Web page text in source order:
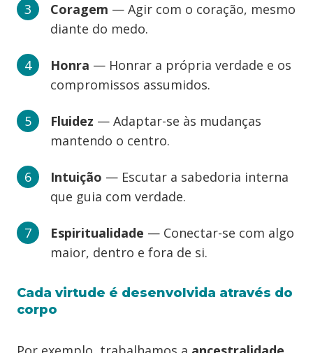
Coragem — Agir com o coração, mesmo
diante do medo.
Honra — Honrar a própria verdade e os
compromissos assumidos.
Fluidez — Adaptar-se às mudanças
mantendo o centro.
Intuição — Escutar a sabedoria interna
que guia com verdade.
Espiritualidade — Conectar-se com algo
maior, dentro e fora de si.
Cada virtude é desenvolvida através do
corpo